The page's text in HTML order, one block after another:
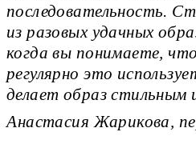
последовательность.
из разовых удачных
когда вы понимаете,
регулярно это
делает образ стильным
Анастасия Жарикова,